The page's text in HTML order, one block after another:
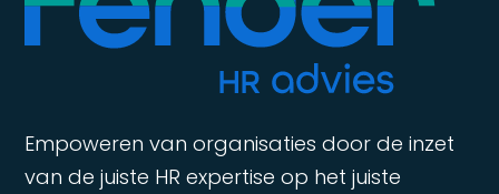
Empoweren van organisaties door de inzet
van de juiste HR expertise op het juiste